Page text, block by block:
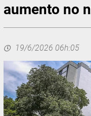
aumento no
19/6/2026 06h:05